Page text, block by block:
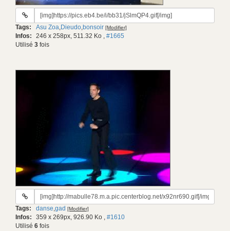
URL
gif:
Tags: Asu Zoa,Dieudo,bonsoir [Modifier]
Infos: 246 x 258px, 511.32 Ko , #1665
Utilisé 3 fois
URL
gif:
Tags: danse,gad [Modifier]
Infos: 359 x 269px, 926.90 Ko , #1610
Utilisé 6 fois